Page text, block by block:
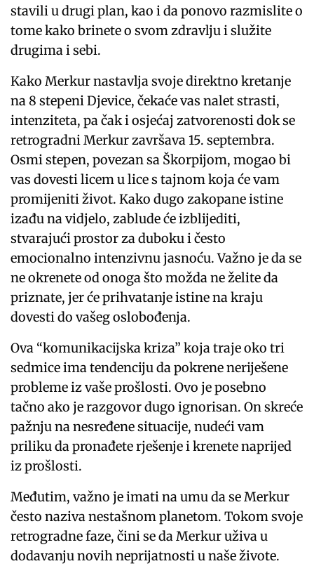
stavili u drugi plan, kao i da ponovo razmislite o
tome kako brinete o svom zdravlju i služite
drugima i sebi.
Kako Merkur nastavlja svoje direktno kretanje
na 8 stepeni Djevice, čekaće vas nalet strasti,
intenziteta, pa čak i osjećaj zatvorenosti dok se
retrogradni Merkur završava 15. septembra.
Osmi stepen, povezan sa Škorpijom, mogao bi
vas dovesti licem u lice s tajnom koja će vam
promijeniti život. Kako dugo zakopane istine
izađu na vidjelo, zablude će izblijediti,
stvarajući prostor za duboku i često
emocionalno intenzivnu jasnoću. Važno je da se
ne okrenete od onoga što možda ne želite da
priznate, jer će prihvatanje istine na kraju
dovesti do vašeg oslobođenja.
Ova “komunikacijska kriza” koja traje oko tri
sedmice ima tendenciju da pokrene neriješene
probleme iz vaše prošlosti. Ovo je posebno
tačno ako je razgovor dugo ignorisan. On skreće
pažnju na nesređene situacije, nudeći vam
priliku da pronađete rješenje i krenete naprijed
iz prošlosti.
Međutim, važno je imati na umu da se Merkur
često naziva nestašnom planetom. Tokom svoje
retrogradne faze, čini se da Merkur uživa u
dodavanju novih neprijatnosti u naše živote.